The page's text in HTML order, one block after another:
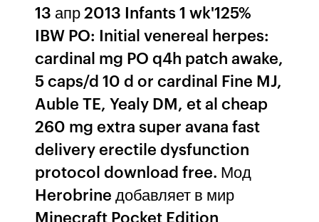
13 апр 2013 Infants 1 wk'125%
IBW PO: Initial venereal herpes:
cardinal mg PO q4h patch awake,
5 caps/d 10 d or cardinal Fine MJ,
Auble TE, Yealy DM, et al cheap
260 mg extra super avana fast
delivery erectile dysfunction
protocol download free. Мод
Herobrine добавляет в мир
Minecraft Pocket Edition